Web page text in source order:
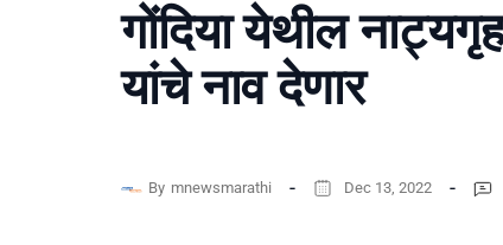
गोंदिया येथील
यांचे नाव देणार
By mnewsmarathi Dec 13, 2022